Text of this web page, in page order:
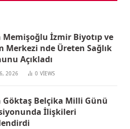
Memişoğlu İzmir Biyotıp ve
Merkezi nde Üreten Sağlık
Açıkladı
2026 0 VIEWS
Göktaş Belçika Milli Günü
İlişkileri